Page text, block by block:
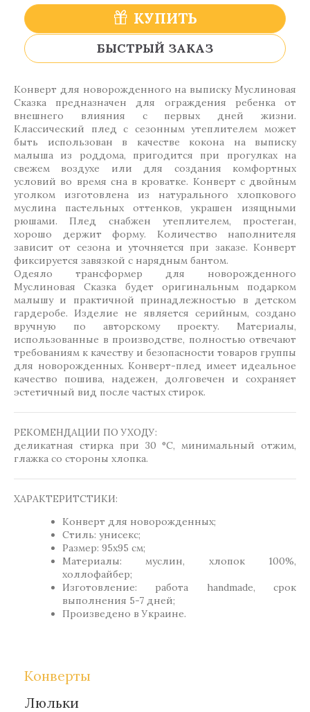
КУПИТЬ
БЫСТРЫЙ ЗАКАЗ
Конверт для новорожденного на выписку Муслиновая
Сказка предназначен для ограждения ребенка от
внешнего влияния с первых дней жизни.
Классический плед с сезонным утеплителем может
быть использован в качестве кокона на выписку
малыша из роддома, пригодится при прогулках на
свежем воздухе или для создания комфортных
условий во время сна в кроватке. Конверт с двойным
уголком изготовлена из натурального хлопкового
муслина пастельных оттенков, украшен изящными
рюшами. Плед снабжен утеплителем, простеган,
хорошо держит форму. Количество наполнителя
зависит от сезона и уточняется при заказе. Конверт
фиксируется завязкой с нарядным бантом.
Одеяло трансформер для новорожденного
Муслиновая Сказка будет оригинальным подарком
малышу и практичной принадлежностью в детском
гардеробе. Изделие не является серийным, создано
вручную по авторскому проекту. Материалы,
использованные в производстве, полностью отвечают
требованиям к качеству и безопасности товаров группы
для новорожденных. Конверт-плед имеет идеальное
качество пошива, надежен, долговечен и сохраняет
эстетичный вид после частых стирок.
РЕКОМЕНДАЦИИ ПО УХОДУ:
деликатная стирка при 30 °C, минимальный отжим,
глажка со стороны хлопка.
ХАРАКТЕРИТСТИКИ:
Конверт для новорожденных;
Стиль: унисекс;
Размер: 95х95 см;
Материалы: муслин, хлопок 100%,
холлофайбер;
Изготовление: работа handmade, срок
выполнения 5-7 дней;
Произведено в Украине.
Конверты
Люльки